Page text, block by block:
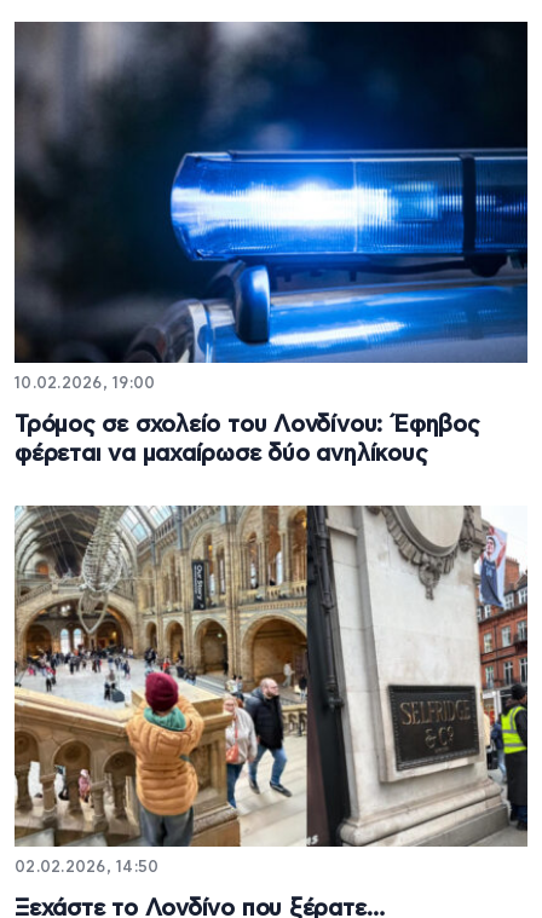
10.02.2026, 19:00
Τρόμος σε σχολείο του Λονδίνου: Έφηβος
φέρεται να μαχαίρωσε δύο ανηλίκους
02.02.2026, 14:50
Ξεχάστε το Λονδίνο που ξέρατε…